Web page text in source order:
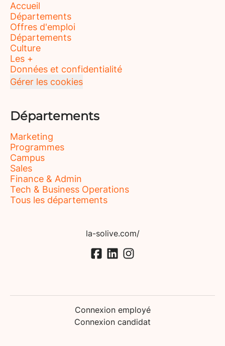
Accueil
Départements
Offres d'emploi
Départements
Culture
Les +
Données et confidentialité
Gérer les cookies
Départements
Marketing
Programmes
Campus
Sales
Finance & Admin
Tech & Business Operations
Tous les départements
la-solive.com/
Connexion employé
Connexion candidat